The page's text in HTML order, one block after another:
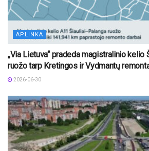
APLINKA
„Via Lietuva“ pradeda magistralinio kelio
ruožo tarp Kretingos ir Vydmantų
2026-06-30